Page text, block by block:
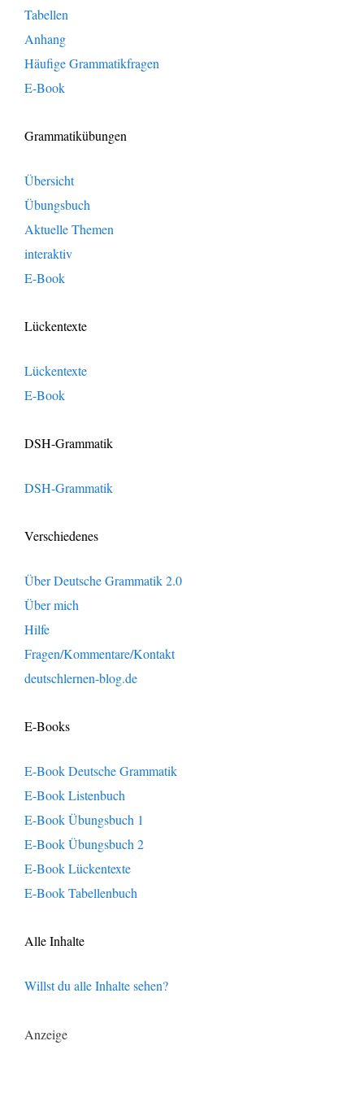
Tabellen
Anhang
Häufige Grammatikfragen
E-Book
Grammatikübungen
Übersicht
Übungsbuch
Aktuelle Themen
interaktiv
E-Book
Lückentexte
Lückentexte
E-Book
DSH-Grammatik
DSH-Grammatik
Verschiedenes
Über Deutsche Grammatik 2.0
Über mich
Hilfe
Fragen/Kommentare/Kontakt
deutschlernen-blog.de
E-Books
E-Book Deutsche Grammatik
E-Book Listenbuch
E-Book Übungsbuch 1
E-Book Übungsbuch 2
E-Book Lückentexte
E-Book Tabellenbuch
Alle Inhalte
Willst du alle Inhalte sehen?
Anzeige